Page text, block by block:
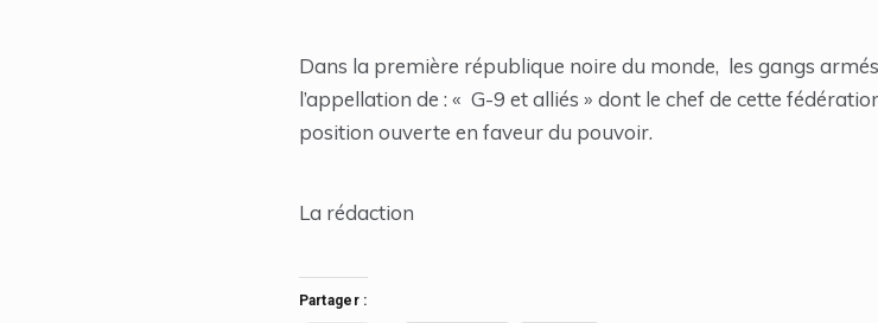
Dans la première république noire du monde, les gangs
l’appellation de : « G-9 et alliés » dont le chef de cette
position ouverte en faveur du pouvoir.
La rédaction
Partager :